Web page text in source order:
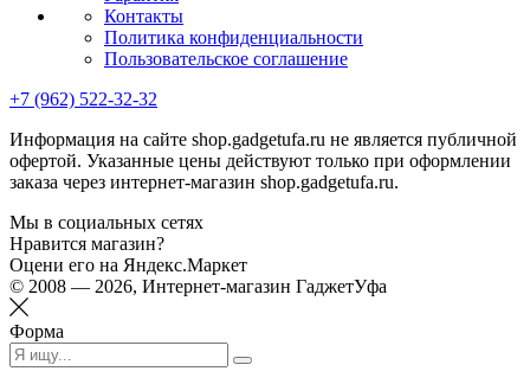
Контакты
Политика конфиденциальности
Пользовательское соглашение
+7 (962) 522-32-32
Информация на сайте shop.gadgetufa.ru не является публичной
офертой. Указанные цены действуют только при оформлении
заказа через интернет-магазин shop.gadgetufa.ru.
Мы в социальных сетях
Нравится магазин?
Оцени его на Яндекс.Маркет
© 2008 — 2026, Интернет-магазин ГаджетУфа
Форма